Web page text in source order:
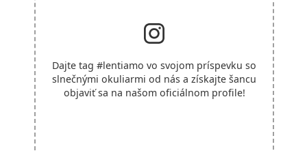
Dajte tag #lentiamo vo svojom príspevku so
slnečnými okuliarmi od nás a získajte šancu
objaviť sa na našom oficiálnom profile!